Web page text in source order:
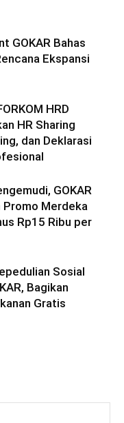
GOKAR Bahas
Ekspansi
HRD
HR Sharing
dan Deklarasi
GOKAR
Promo Merdeka
Rp15 Ribu per
Sosial
Bagikan
Gratis